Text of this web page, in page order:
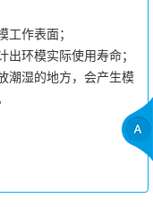
作表面；
环模实际使用寿命；
潮湿的地方，会产生模